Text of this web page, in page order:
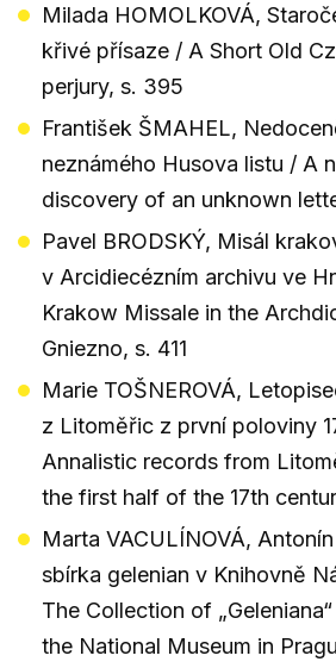
Milada HOMOLKOVÁ,
křivé přísaze / A Short Old
perjury, s. 395
František ŠMAHEL,
neznámého Husova listu / A
discovery of an unknown
Pavel BRODSKÝ, Misál
v Arcidiecézním archivu ve
Krakow Missale in the
Gniezno, s. 411
Marie TOŠNEROVÁ,
z Litoměřic z první poloviny
Annalistic records from
the first half of the 17th
Marta VACULÍNOVÁ,
sbírka gelenian v Knihovně
The Collection of
the National Museum in